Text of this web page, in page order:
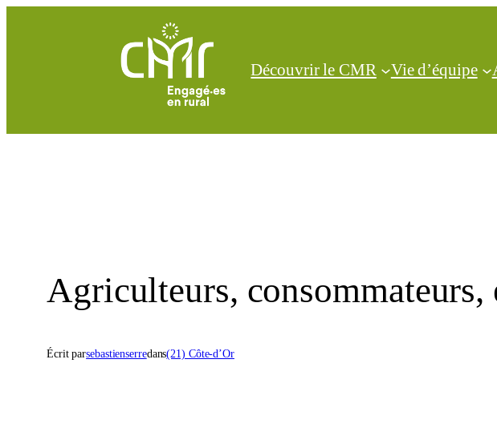
Découvrir le CMR Vie d’équipe
Agriculteurs, consommateurs,
Écrit parsebastienserredans(21) Côte-d’Or